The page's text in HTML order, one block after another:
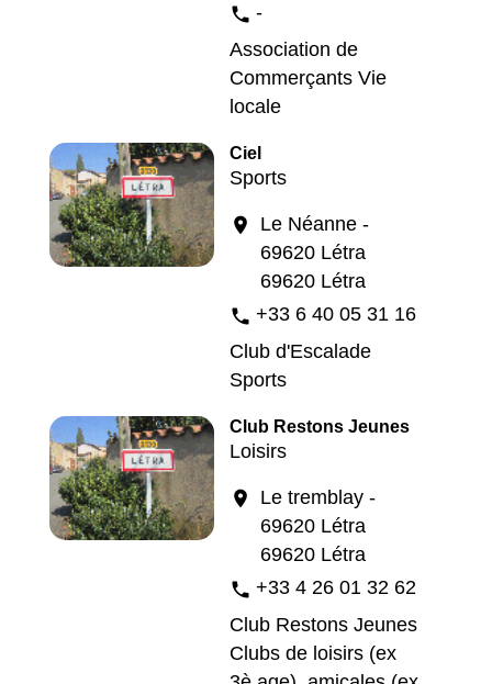
phone -
Association de
Commerçants Vie
locale
Ciel
Sports
location_on
Le Néanne -
69620 Létra
69620 Létra
phone +33 6 40 05 31 16
Club d'Escalade
Sports
Club Restons Jeunes
Loisirs
location_on
Le tremblay -
69620 Létra
69620 Létra
phone +33 4 26 01 32 62
Club Restons Jeunes
Clubs de loisirs (ex